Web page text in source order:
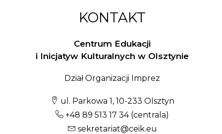
KONTAKT
Centrum Edukacji
i Inicjatyw Kulturalnych w Olsztynie
Dział Organizacji Imprez
ul. Parkowa 1, 10-233 Olsztyn
+48 89 513 17 34(centrala)
sekretariat@ceik.eu